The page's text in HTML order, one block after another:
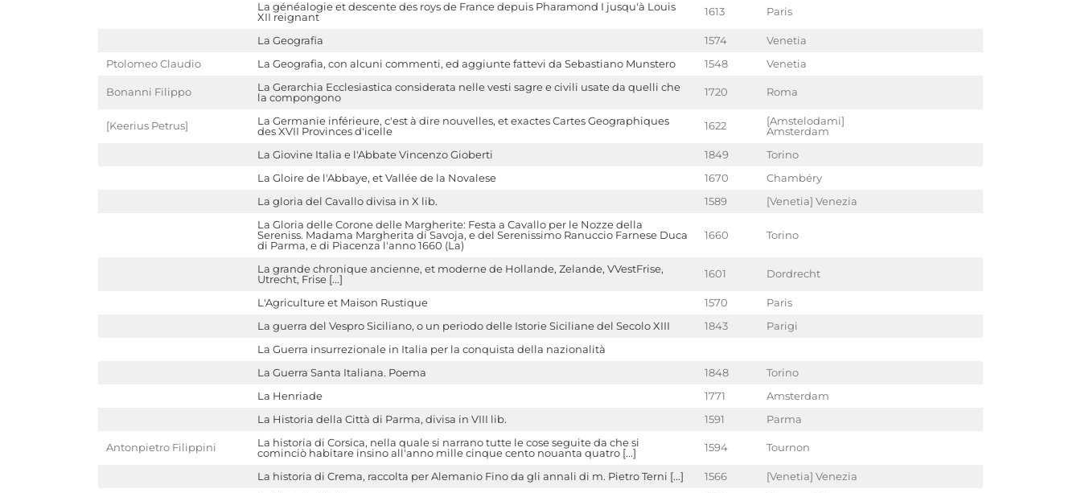
La généalogie et descente des roys de France depuis Pharamond I jusqu'à Louis
XII reignant
1613 Paris
La Geografia 1574
Venetia
Ptolomeo Claudio
La Geografia, con alcuni commenti, ed aggiunte fattevi da Sebastiano Munstero 1548 Venetia
Bonanni Filippo
La Gerarchia Ecclesiastica considerata nelle vesti sagre e civili usate da quelli che
la compongono
1720 Roma
[Keerius Petrus]
La Germanie inférieure, c'est à dire nouvelles, et exactes Cartes Geographiques
des XVII Provinces d'icelle
1622
[Amstelodami]
Amsterdam
La Giovine Italia e l'Abbate Vincenzo Gioberti
1849
Torino
La Gloire de l'Abbaye, et Vallée de la Novalese
1670
Chambéry
La gloria del Cavallo divisa in X lib.
1589
[Venetia] Venezia
La Gloria delle Corone delle Margherite: Festa a Cavallo per le Nozze della
Sereniss. Madama Margherita di Savoja, e del Serenissimo Ranuccio Farnese Duca
di Parma, e di Piacenza l'anno 1660 (La)
1660 Torino
La grande chronique ancienne, et moderne de Hollande, Zelande, VVestFrise,
Utrecht, Frise [...]
1601 Dordrecht
L'Agriculture et Maison Rustique 1570
Paris
La guerra del Vespro Siciliano, o un periodo delle Istorie Siciliane del Secolo XIII
1843
Parigi
La Guerra insurrezionale in Italia per la conquista della nazionalità
La Guerra Santa Italiana. Poema
1848
Torino
La Henriade
1771
Amsterdam
La Historia della Città di Parma, divisa in VIII lib.
1591 Parma
Antonpietro Filippini
La historia di Corsica, nella quale si narrano tutte le cose seguite da che si
cominciò habitare insino all'anno mille cinque cento nouanta quatro [...]
1594 Tournon
La historia di Crema, raccolta per Alemanio Fino da gli annali di m. Pietro Terni [...] 1566
[Venetia] Venezia